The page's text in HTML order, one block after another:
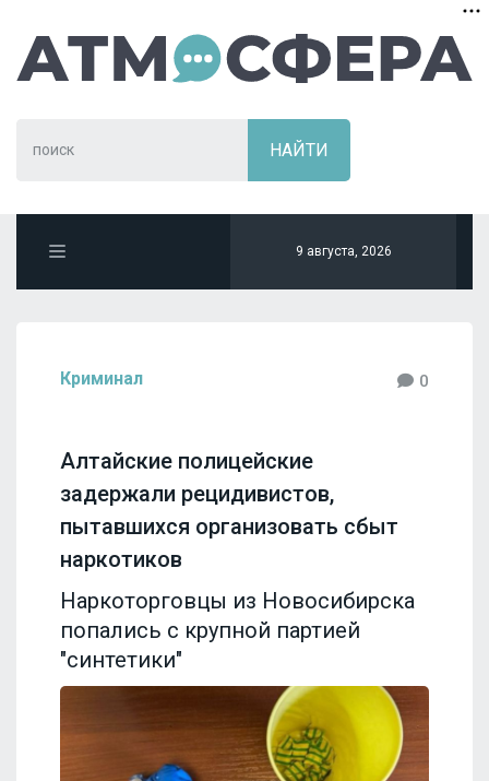
9 августа, 2026
Криминал 0
Алтайские полицейские
задержали рецидивистов,
пытавшихся организовать сбыт
наркотиков
Наркоторговцы из Новосибирска
попались с крупной партией
"синтетики"